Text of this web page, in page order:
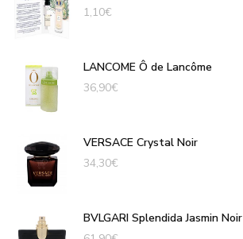
1,10€
LANCOME Ô de Lancôme
36,90€
VERSACE Crystal Noir
34,30€
BVLGARI Splendida Jasmin Noir